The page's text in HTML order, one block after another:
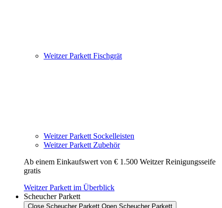
Weitzer Parkett Fischgrät
Weitzer Parkett Sockelleisten
Weitzer Parkett Zubehör
Ab einem Einkaufswert von € 1.500 Weitzer Reinigungsseife
gratis
Weitzer Parkett im Überblick
Scheucher Parkett
Close Scheucher Parkett Open Scheucher Parkett